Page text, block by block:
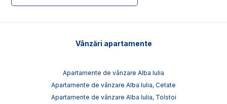
Vânzări apartamente
Apartamente de vânzare Alba Iulia
Apartamente de vânzare Alba Iulia, Cetate
Apartamente de vânzare Alba Iulia, Tolstoi